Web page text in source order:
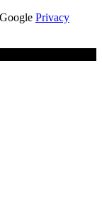
Privacy